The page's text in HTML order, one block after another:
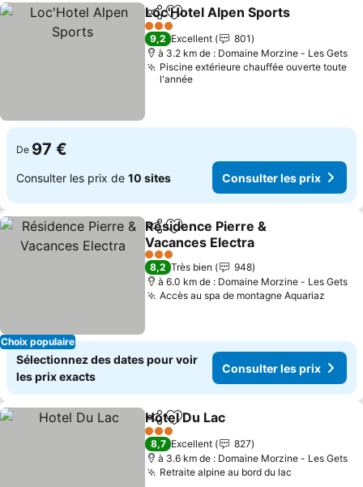
PartagerAjouter à mes favoris
Loc'Hotel Alpen Sports
3 Étoiles
9,2 Excellent
801
à 3.2 km de : Domaine Morzine - Les Gets
Piscine extérieure chauffée ouverte toute
l'année
De 97 €
Consulter les prix de 10 sites Consulter les prix
Choix populaire
PartagerAjouter à mes favoris
Résidence Pierre &
Vacances Electra
3 Étoiles
8,2 Très bien
948
à 6.0 km de : Domaine Morzine - Les Gets
Accès au spa de montagne Aquariaz
Sélectionnez des dates pour voir
les prix exacts
Consulter les prix
PartagerAjouter à mes favoris
Hotel Du Lac
3 Étoiles
8,7 Excellent
827
à 3.6 km de : Domaine Morzine - Les Gets
Retraite alpine au bord du lac